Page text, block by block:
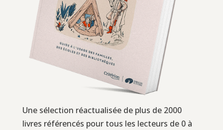
Une sélection réactualisée de plus de 2000
livres référencés pour tous les lecteurs de 0 à